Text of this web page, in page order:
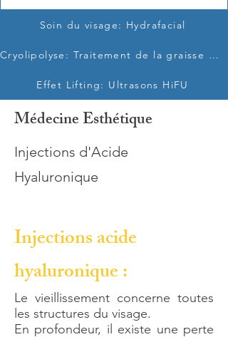
Soin du visage: Hydrafacial
Cryolipolyse: Traitement de la graisse par le froid
Effet Lifting: Ultrasons HiFU
Médecine Esthétique
Injections d'Acide
Hyaluronique
Injections acide
hyaluronique :
Le vieillissement concerne toutes
les structures du visage.
En profondeur, il existe une perte